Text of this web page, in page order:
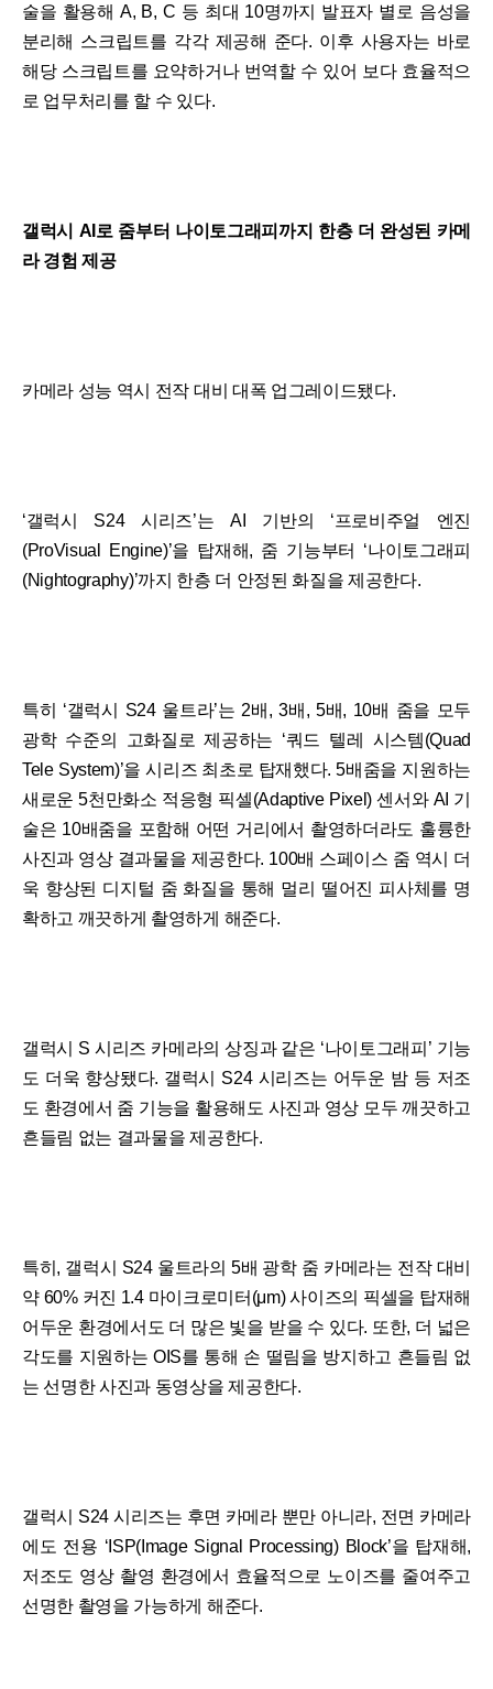
술을 활용해 A, B, C 등 최대 10명까지 발표자 별로 음성을
분리해 스크립트를 각각 제공해 준다. 이후 사용자는 바로
해당 스크립트를 요약하거나 번역할 수 있어 보다 효율적으
로 업무처리를 할 수 있다.
갤럭시 AI로 줌부터 나이토그래피까지 한층 더 완성된 카메
라 경험 제공
카메라 성능 역시 전작 대비 대폭 업그레이드됐다.
‘갤럭시 S24 시리즈’는 AI 기반의 ‘프로비주얼 엔진
(ProVisual Engine)’을 탑재해, 줌 기능부터 ‘나이토그래피
(Nightography)’까지 한층 더 안정된 화질을 제공한다.
특히 ‘갤럭시 S24 울트라’는 2배, 3배, 5배, 10배 줌을 모두
광학 수준의 고화질로 제공하는 ‘쿼드 텔레 시스템(Quad
Tele System)’을 시리즈 최초로 탑재했다. 5배줌을 지원하는
새로운 5천만화소 적응형 픽셀(Adaptive Pixel) 센서와 AI 기
술은 10배줌을 포함해 어떤 거리에서 촬영하더라도 훌륭한
사진과 영상 결과물을 제공한다. 100배 스페이스 줌 역시 더
욱 향상된 디지털 줌 화질을 통해 멀리 떨어진 피사체를 명
확하고 깨끗하게 촬영하게 해준다.
갤럭시 S 시리즈 카메라의 상징과 같은 ‘나이토그래피’ 기능
도 더욱 향상됐다. 갤럭시 S24 시리즈는 어두운 밤 등 저조
도 환경에서 줌 기능을 활용해도 사진과 영상 모두 깨끗하고
흔들림 없는 결과물을 제공한다.
특히, 갤럭시 S24 울트라의 5배 광학 줌 카메라는 전작 대비
약 60% 커진 1.4 마이크로미터(μm) 사이즈의 픽셀을 탑재해
어두운 환경에서도 더 많은 빛을 받을 수 있다. 또한, 더 넓은
각도를 지원하는 OIS를 통해 손 떨림을 방지하고 흔들림 없
는 선명한 사진과 동영상을 제공한다.
갤럭시 S24 시리즈는 후면 카메라 뿐만 아니라, 전면 카메라
에도 전용 ‘ISP(Image Signal Processing) Block’을 탑재해,
저조도 영상 촬영 환경에서 효율적으로 노이즈를 줄여주고
선명한 촬영을 가능하게 해준다.